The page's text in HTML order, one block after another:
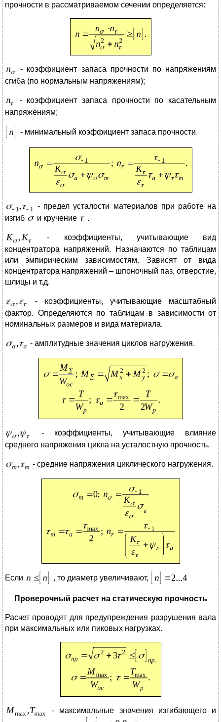
прочности в рассматриваемом сечении определяется:
- коэффициент запаса прочности по напряжениям
сгиба (по нормальным напряжениям);
- коэффициент запаса прочности по касательным
напряжениям;
- минимальный коэффициент запаса прочности.
- предел усталости материалов при работе на
изгиб
и кручение .
- коэффициенты, учитывающие вид
концентратора напряжений. Назначаются по таблицам
или эмпирическим зависимостям. Зависят от вида
концентратора напряжений – шпоночный паз, отверстие,
шлицы и т.д.
- коэффициенты, учитывающие масштабный
фактор. Определяются по таблицам в зависимости от
номинальных размеров и вида материала.
- амплитудные значения циклов нагружения.
- коэффициенты, учитывающие влияние
среднего напряжения цикла на усталостную прочность.
- средние напряжения циклического нагружения.
Если , то диаметр увеличивают,
Проверочный расчет на статическую прочность
Расчет проводят для предупреждения разрушения вала
при максимальных или пиковых нагрузках.
- максимальные значения изгибающего и